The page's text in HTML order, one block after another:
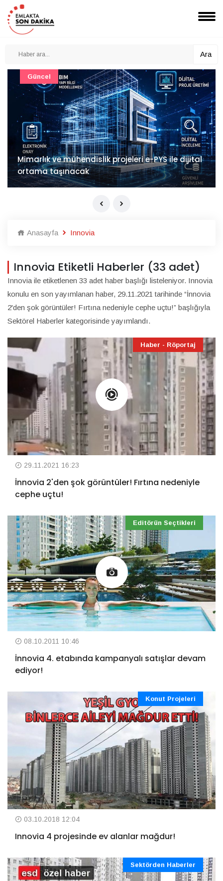
Ara
Mimarlık ve mühendislik projeleri e-PYS ile dijital
ortama taşınacak
Güncel
Anasayfa Innovia
Innovia Etiketli Haberler (33 adet)
Innovia ile etiketlenen 33 adet haber başlığı listeleniyor. Innovia
konulu en son yayımlanan haber, 29.11.2021 tarihinde “İnnovia
2'den şok görüntüler! Fırtına nedeniyle cephe uçtu!” başlığıyla
Sektörel Haberler kategorisinde yayımlandı.
Haber - Röportaj
29.11.2021 16:23
İnnovia 2'den şok görüntüler! Fırtına nedeniyle
cephe uçtu!
Editörün Seçtikleri
08.10.2011 10:46
İnnovia 4. etabında kampanyalı satışlar devam
ediyor!
Konut Projeleri
03.10.2018 12:04
Innovia 4 projesinde ev alanlar mağdur!
Sektörden Haberler